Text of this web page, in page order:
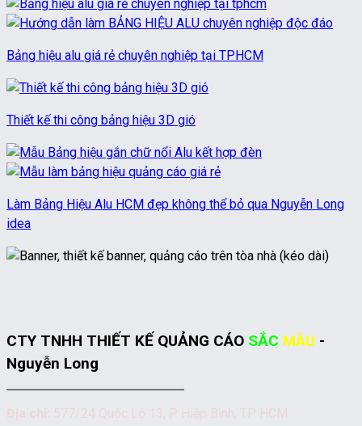
Bảng hiệu alu giá rẻ chuyên nghiệp tại TPHCM
Thiết kế thi công bảng hiệu 3D gió
Làm Bảng Hiệu Alu HCM đẹp không thể bỏ qua Nguyễn Long
idea
CTY TNHH THIẾT KẾ QUẢNG CÁO SẮC MÀU -
Nguyễn Long